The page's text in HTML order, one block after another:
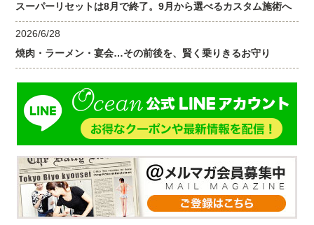
スーパーリセットは8月で終了。9月から選べるカスタム施術へ
2026/6/28
焼肉・ラーメン・宴会…その前後を、賢く乗りきるお守り